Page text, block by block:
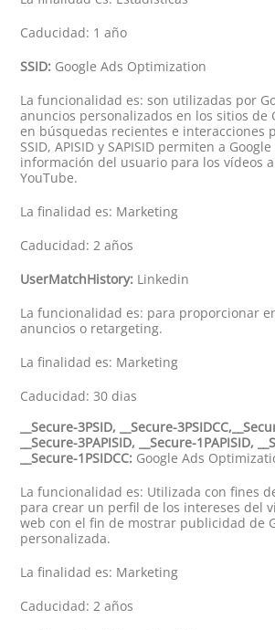
Caducidad: 1 año
SSID: Google Ads Optimization
La funcionalidad es: son utilizadas por
anuncios personalizados en los sitios de
en búsquedas recientes e interacciones
SSID, APISID y SAPISID permiten a
información del usuario para los vídeos
YouTube.
La finalidad es: Marketing
Caducidad: 2 años
UserMatchHistory: Linkedin
La funcionalidad es: para proporcionar
anuncios o retargeting.
La finalidad es: Marketing
Caducidad: 30 dias
__Secure-3PSID, __Secure-
__Secure-3PAPISID, __Secure-1PAPISID,
__Secure-1PSIDCC: Google Ads
La funcionalidad es: Utilizada con fines
para crear un perfil de los intereses del
web con el fin de mostrar publicidad de
personalizada.
La finalidad es: Marketing
Caducidad: 2 años